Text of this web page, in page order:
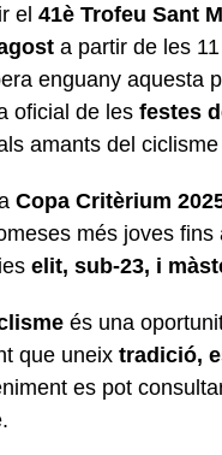
el 41è Trofeu Sant
a partir de les
enguany aquesta
oficial de les festes
amants del ciclisme
Copa Critèrium
més joves fins
elit, sub-23, i
és una
que uneix tradició,
es pot